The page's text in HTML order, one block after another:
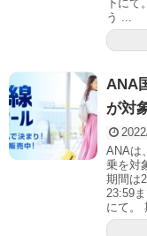
下にて
う ...
ANA
が対
ANAは
乗を対
期間は
23:59
にて。